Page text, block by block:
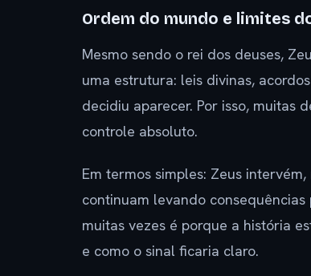
Ordem do mundo e limites
Mesmo sendo o rei dos deuses,
uma estrutura: leis divinas,
decidiu aparecer. Por isso, muitas
controle absoluto.
Em termos simples: Zeus
continuam levando
muitas vezes é porque a história
e como o sinal ficaria claro.